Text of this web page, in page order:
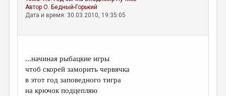
АвторО. Бедный-Горький
Дата и время: 30.03.2010, 19:35:05
...начиная рыбацкие игры
чтоб скорей заморить червячка
в этот год заповедного тигра
на крючок подцепляю